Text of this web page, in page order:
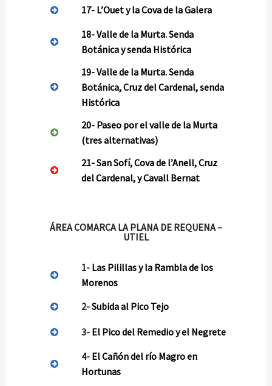
17- L’Ouet y la Cova de la Galera
18- Valle de la Murta.Senda
Botánica y senda Histórica
19-Valle de la Murta. Senda
Botánica, Cruz del Cardenal, senda
Histórica
20- Paseo por el valle de la Murta
(tres alternativas)
21-San Sofí, Cova de l’Anell, Cruz
del Cardenal, y Cavall Bernat
ÁREA COMARCA LA PLANA DE REQUENA –
UTIEL
1- Las Pilillas y la Rambla de los
Morenos
2-Subida al Pico Tejo
3- El Pico del Remedio y el Negrete
4- El Cañón del río Magro en
Hortunas